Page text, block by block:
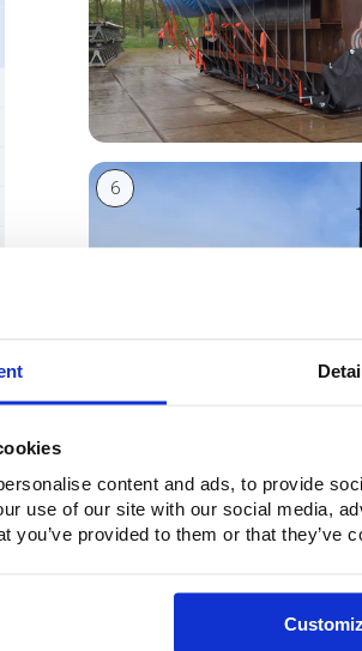
content and ads, to provide
use of our site with our social media,
you’ve provided to them or that they’ve
6
8